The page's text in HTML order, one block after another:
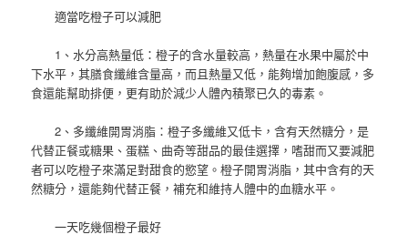
適當吃橙子可以減肥
1、水分高熱量低：橙子的含水量較高，熱量在水果中屬於中
下水平，其膳食纖維含量高，而且熱量又低，能夠增加飽腹感，多
食還能幫助排便，更有助於減少人體內積聚已久的毒素。
2、多纖維開胃消脂：橙子多纖維又低卡，含有天然糖分，是
代替正餐或糖果、蛋糕、曲奇等甜品的最佳選擇，嗜甜而又要減肥
者可以吃橙子來滿足對甜食的慾望。橙子開胃消脂，其中含有的天
然糖分，還能夠代替正餐，補充和維持人體中的血糖水平。
一天吃幾個橙子最好